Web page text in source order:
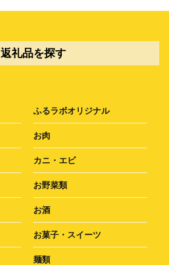
返礼品を探す
ふるラボオリジナル
お肉
カニ・エビ
お野菜類
お酒
お菓子・スイーツ
麺類